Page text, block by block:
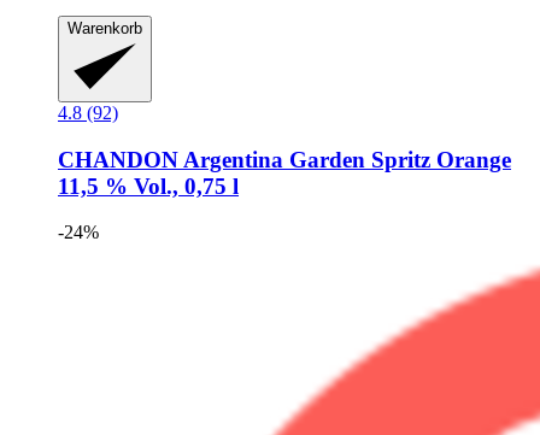
Warenkorb
4.8 (92)
CHANDON Argentina Garden Spritz Orange
11,5 % Vol., 0,75 l
-24%